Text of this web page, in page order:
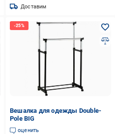
Доставим
Вешалка для одежды Double-
Pole BIG
оценить